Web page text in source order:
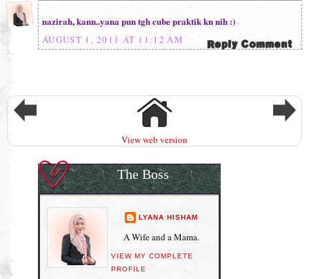
nazirah, kann..yana pun tgh cube praktik kn nih :)
AUGUST 1, 2011 AT 11:12 AM
View web version
The Boss
LYANA HISHAM
A Wife and a Mama.
VIEW MY COMPLETE
PROFILE